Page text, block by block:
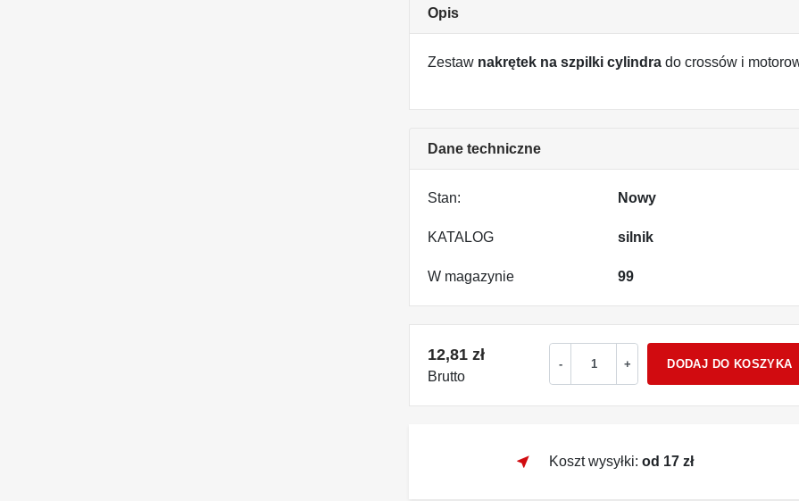
Opis
Zestawnakrętek na szpilki cylindrado crossów i
Dane techniczne
Stan: Nowy
KATALOG silnik
W magazynie 99
12,81 zł
Brutto
- + DODAJ DO KOSZYKA
near_me Koszt wysyłki: od 17 zł